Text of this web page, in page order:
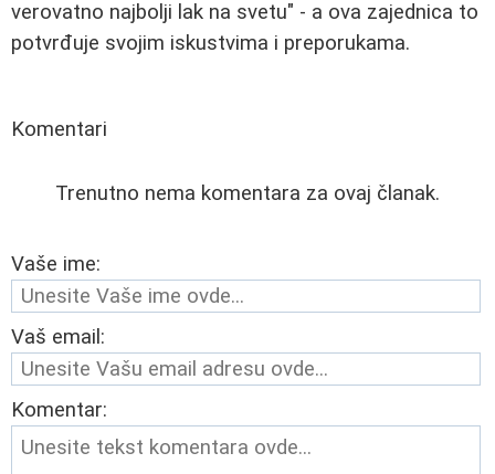
verovatno najbolji lak na svetu" - a ova zajednica to
potvrđuje svojim iskustvima i preporukama.
Komentari
Trenutno nema komentara za ovaj članak.
Vaše ime:
Vaš email:
Komentar: